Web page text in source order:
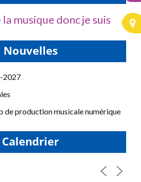
musique donc je suis
Nouvelles
2027
de production musicale numérique
Calendrier